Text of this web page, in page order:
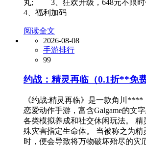
丸; 3、狂欢升级，648元不限
4、福利加码
阅读全文
2026-08-08
手游排行
99
约战：精灵再临（0.1折**免费
《约战:精灵再临》是一款角川
恋爱动作手游，富含Galgame的文
各类模拟养成和社交休闲玩法。
殊灾害指定生命体。 当被称之为
时，便会导致将万物破坏殆尽的灾